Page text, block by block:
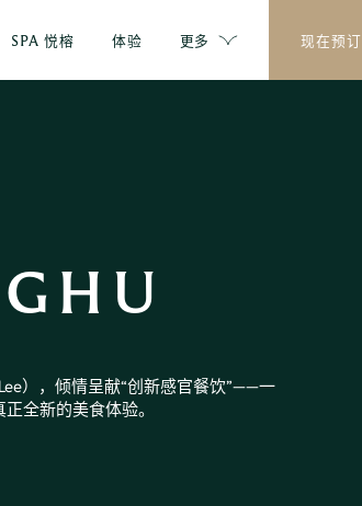
SPA 悦榕 体验 更多 现在预订
），倾情呈献“创新感官餐饮”——一
全新的美食体验。